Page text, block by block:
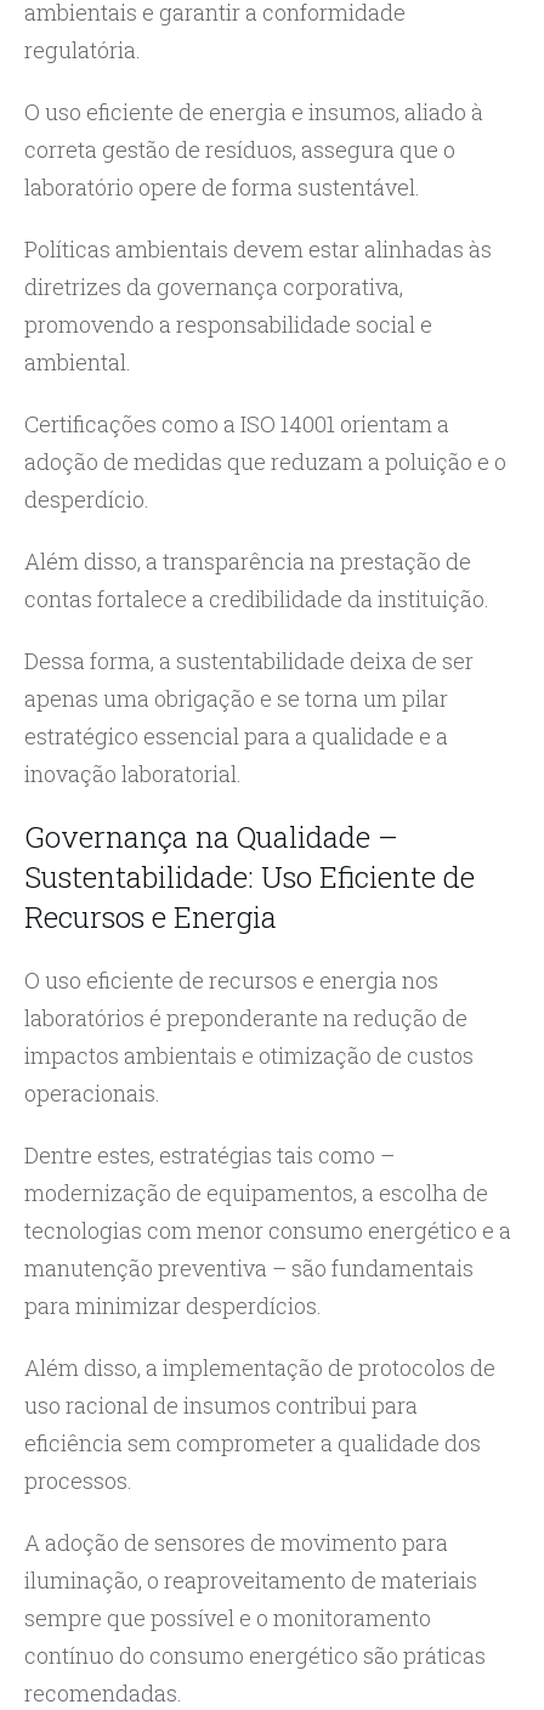
ambientais e garantir a conformidade
regulatória.
O uso eficiente de energia e insumos, aliado à
correta gestão de resíduos, assegura que o
laboratório opere de forma sustentável.
Políticas ambientais devem estar alinhadas às
diretrizes da governança corporativa,
promovendo a responsabilidade social e
ambiental.
Certificações como a ISO 14001 orientam a
adoção de medidas que reduzam a poluição e o
desperdício.
Além disso, a transparência na prestação de
contas fortalece a credibilidade da instituição.
Dessa forma, a sustentabilidade deixa de ser
apenas uma obrigação e se torna um pilar
estratégico essencial para a qualidade e a
inovação laboratorial.
Governança na Qualidade –
Sustentabilidade: Uso Eficiente de
Recursos e Energia
O uso eficiente de recursos e energia nos
laboratórios é preponderante na redução de
impactos ambientais e otimização de custos
operacionais.
Dentre estes, estratégias tais como –
modernização de equipamentos, a escolha de
tecnologias com menor consumo energético e a
manutenção preventiva – são fundamentais
para minimizar desperdícios.
Além disso, a implementação de protocolos de
uso racional de insumos contribui para
eficiência sem comprometer a qualidade dos
processos.
A adoção de sensores de movimento para
iluminação, o reaproveitamento de materiais
sempre que possível e o monitoramento
contínuo do consumo energético são práticas
recomendadas.